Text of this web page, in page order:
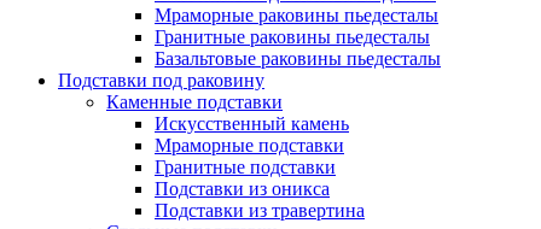
Мраморные раковины пьедесталы
Гранитные раковины пьедесталы
Базальтовые раковины пьедесталы
Подставки под раковину
Каменные подставки
Искусственный камень
Мраморные подставки
Гранитные подставки
Подставки из оникса
Подставки из травертина